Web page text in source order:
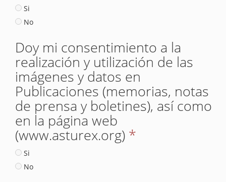
Si
No
Doy mi consentimiento a la
realización y utilización de las
imágenes y datos en
Publicaciones (memorias, notas
de prensa y boletines), así como
en la página web
(www.asturex.org) *
Si
No